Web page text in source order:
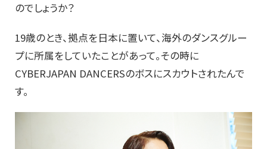
のでしょうか？
19歳のとき、拠点を日本に置いて、海外のダンスグルー
プに所属をしていたことがあって。その時に
CYBERJAPAN DANCERSのボスにスカウトされたんで
す。